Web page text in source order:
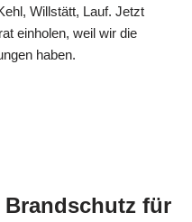
Willstätt, Lauf. Jetzt
einholen, weil wir die
haben.
Brandschutz für